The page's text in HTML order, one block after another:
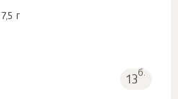
г
13б.